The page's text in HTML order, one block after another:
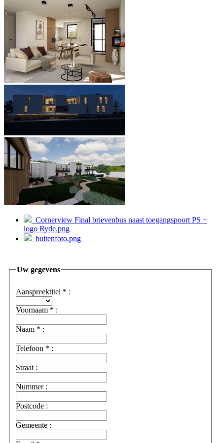
Cornerview Final brievenbus naast toegangspoort PS +
logo Ryde.png
buitenfoto.png